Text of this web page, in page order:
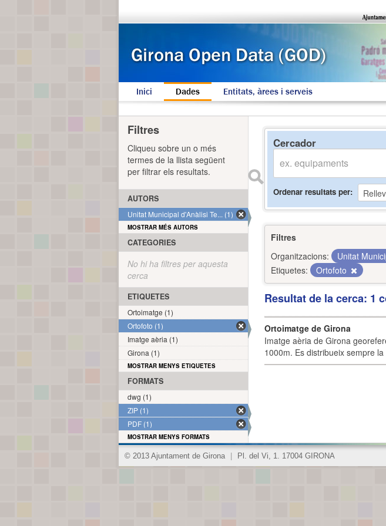
Inici Dades Entitats, àrees i serveis
Cercador
Ordenar resultats per
Filtres
Organitzacions:
Unitat
Etiquetes:
Ortofoto
Resultat de la cerca: 1
Ortoimatge de Girona
Imatge aèria de Girona
1000m. Es distribueix sempre
Filtres
Cliqueu sobre un o més
termes de la llista següent
per filtrar els resultats.
AUTORS
Unitat Municipal d'Anàlisi Te... (1)
MOSTRAR MÉS AUTORS
CATEGORIES
No hi ha filtres per aquesta
cerca
ETIQUETES
Ortoimatge (1)
Ortofoto (1)
Imatge aèria (1)
Girona (1)
MOSTRAR MENYS ETIQUETES
FORMATS
dwg (1)
ZIP (1)
PDF (1)
MOSTRAR MENYS FORMATS
© 2013 Ajuntament de Girona Pl. del Vi, 1. 17004 GIRONA